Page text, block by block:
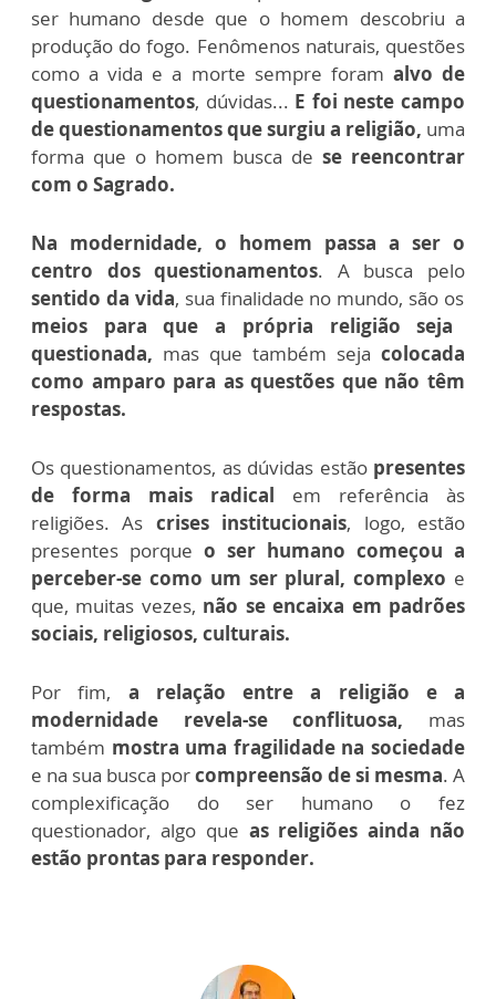
ser humano desde que o homem descobriu a
produção do fogo. Fenômenos naturais, questões
como a vida e a morte sempre foram alvo de
questionamentos, dúvidas... E foi neste campo
de questionamentos que surgiu a religião, uma
forma que o homem busca de se reencontrar
com o Sagrado.
Na modernidade, o homem passa a ser o
centro dos questionamentos. A busca pelo
sentido da vida, sua finalidade no mundo, são os
meios para que a própria religião seja
questionada, mas que também seja colocada
como amparo para as questões que não têm
respostas.
Os questionamentos, as dúvidas estão presentes
de forma mais radical em referência às
religiões. As crises institucionais, logo, estão
presentes porque o ser humano começou a
perceber-se como um ser plural, complexo e
que, muitas vezes, não se encaixa em padrões
sociais, religiosos, culturais.
Por fim, a relação entre a religião e a
modernidade revela-se conflituosa, mas
também mostra uma fragilidade na sociedade
e na sua busca porcompreensão de si mesma. A
complexificação do ser humano o fez
questionador, algo que as religiões ainda não
estão prontas para responder.